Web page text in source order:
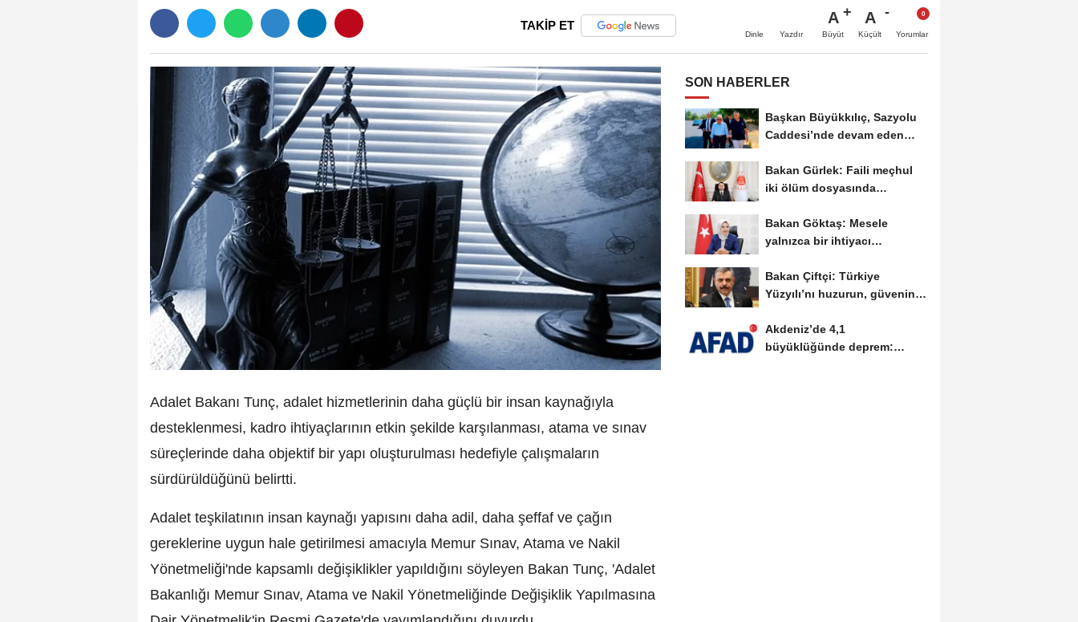
TAKİP ET
Dinle Yazdır
A
Büyüt
A
Küçült Yorumlar
Adalet Bakanı Tunç, adalet hizmetlerinin daha güçlü bir insan kaynağıyla
desteklenmesi, kadro ihtiyaçlarının etkin şekilde karşılanması, atama ve sınav
süreçlerinde daha objektif bir yapı oluşturulması hedefiyle çalışmaların
sürdürüldüğünü belirtti.
Adalet teşkilatının insan kaynağı yapısını daha adil, daha şeffaf ve çağın
gereklerine uygun hale getirilmesi amacıyla Memur Sınav, Atama ve Nakil
Yönetmeliği'nde kapsamlı değişiklikler yapıldığını söyleyen Bakan Tunç, 'Adalet
Bakanlığı Memur Sınav, Atama ve Nakil Yönetmeliğinde Değişiklik Yapılmasına
SON HABERLER
Başkan Büyükkılıç, Sazyolu
Caddesi’nde devam eden
Bakan Gürlek: Faili meçhul
iki ölüm dosyasında
Bakan Göktaş: Mesele
yalnızca bir ihtiyacı
Bakan Çiftçi: Türkiye
Yüzyılı’nı huzurun, güvenin
Akdeniz’de 4,1
büyüklüğünde deprem: